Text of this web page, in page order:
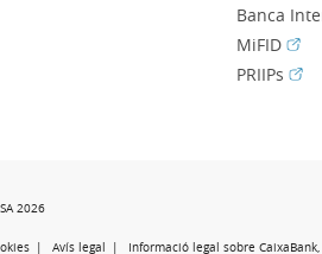
Banca
MiFID
PRIIPs
2026
Avís legal Informació legal sobre CaixaBank,